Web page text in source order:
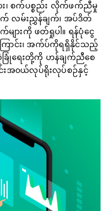
း၊ စက်ပစ္စည်း လိုက်ဖက်ညီမှု
လမ်းညွှန်ချက်၊ အပ်ဒိတ်
ျားကို ဖတ်ရှုပါ။ ရန်ပုံငွေ
ောင်း၊ အက်ပ်ကိုရရှိနိုင်သည့်
လုံခြုံရေးတို့ကို ဟန်ချက်ညီစေ
းအ၀ယ်လုပ်ရိုးလုပ်စဉ်နှင့်